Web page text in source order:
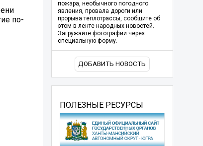
по-
пожара, необычного погодного
явления, провала дороги или
прорыва теплотрассы, сообщите об
этом в ленте народных новостей.
Загружайте фотографии через
специальную форму.
ДОБАВИТЬ НОВОСТЬ
ПОЛЕЗНЫЕ РЕСУРСЫ